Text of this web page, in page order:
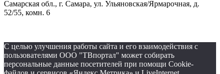
Самарская обл., г. Самара, ул. Ульяновская/Ярмарочная, д.
52/55, комн. 6
С целью улучшения работы сайта и его взаимодействия с
пользователями ООО "ТВпортал" может собирать
персональные данные посетителей при помощи Cookie-